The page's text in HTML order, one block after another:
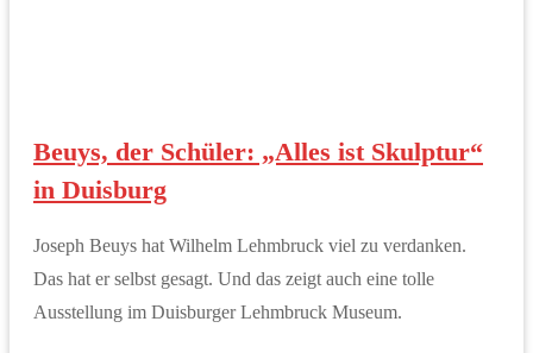
Beuys, der Schüler: „Alles ist Skulptur“
in Duisburg
Joseph Beuys hat Wilhelm Lehmbruck viel zu verdanken.
Das hat er selbst gesagt. Und das zeigt auch eine tolle
Ausstellung im Duisburger Lehmbruck Museum.